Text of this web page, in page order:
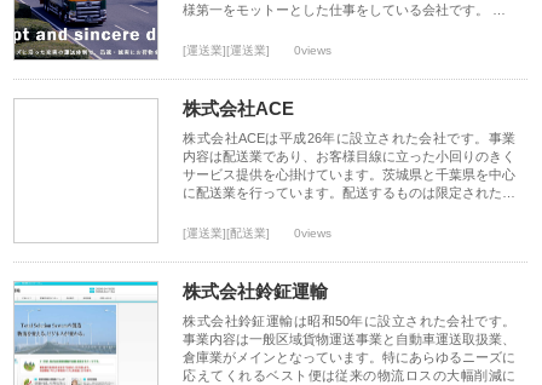
様第一をモットーとした仕事をしている会社です。 …
[運送業][運送業] 0views
株式会社ACE
株式会社ACEは平成26年に設立された会社です。事業
内容は配送業であり、お客様目線に立った小回りのきく
サービス提供を心掛けています。茨城県と千葉県を中心
に配送業を行っています。配送するものは限定された…
[運送業][配送業] 0views
株式会社鈴鉦運輸
株式会社鈴鉦運輸は昭和50年に設立された会社です。
事業内容は一般区域貨物運送事業と自動車運送取扱業、
倉庫業がメインとなっています。特にあらゆるニーズに
応えてくれるベスト便は従来の物流ロスの大幅削減に